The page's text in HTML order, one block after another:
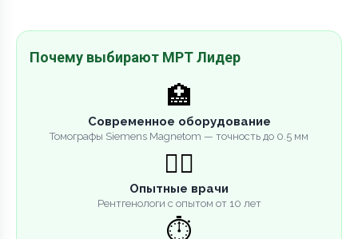
Почему выбирают МРТ Лидер
🏥
Современное оборудование
Томографы Siemens Magnetom — точность до 0.5 мм
👨‍⚕️
Опытные врачи
Рентгенологи с опытом от 10 лет
⏱️